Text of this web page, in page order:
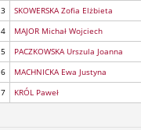
3
SKOWERSKA Zofia Elżbieta
4
MAJOR Michał Wojciech
5
PACZKOWSKA Urszula Joanna
6
MACHNICKA Ewa Justyna
7
KRÓL Paweł